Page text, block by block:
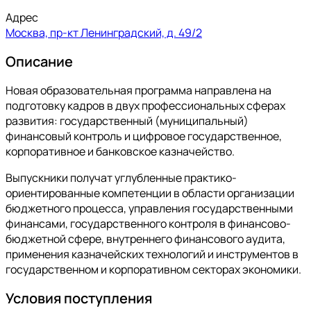
Адрес
Москва, пр-кт Ленинградский, д. 49/2​
Описание
Новая образовательная программа направлена на
подготовку кадров в двух профессиональных сферах
развития: государственный (муниципальный)
финансовый контроль и цифровое государственное,
корпоративное и банковское казначейство.
Выпускники получат углубленные практико-
ориентированные компетенции в области организации
бюджетного процесса, управления государственными
финансами, государственного контроля в финансово-
бюджетной сфере, внутреннего финансового аудита,
применения казначейских технологий и инструментов в
государственном и корпоративном секторах экономики.
Условия поступления